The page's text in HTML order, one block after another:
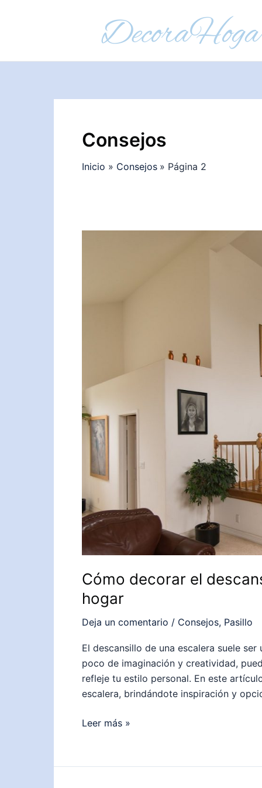
Consejos
Inicio Consejos Página 2
Cómo decorar el
hogar
Deja un comentario / Consejos, Pasillo
El descansillo de una escalera suele
poco de imaginación y creatividad,
refleje tu estilo personal. En este
escalera, brindándote inspiración y
Cómo
descansillo
Leer más »